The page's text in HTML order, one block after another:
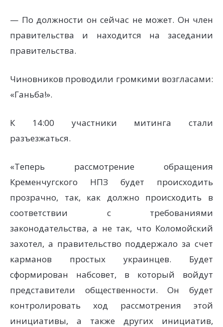
— По должности он сейчас не может. Он член
правительства и находится на заседании
правительства.
Чиновников проводили громкими возгласами:
«Ганьба!».
К 14:00 участники митинга стали
разъезжаться.
«Теперь рассмотрение обращения
Кременчугского НПЗ будет происходить
прозрачно, так, как должно происходить в
соответствии с требованиями
законодательства, а не так, что Коломойский
захотел, а правительство поддержало за счет
карманов простых украинцев. Будет
сформирован набсовет, в который войдут
представители общественности. Он будет
контролировать ход рассмотрения этой
инициативы, а также других инициатив,